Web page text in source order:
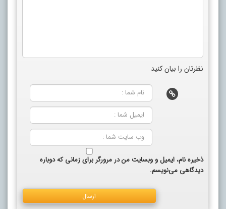
نظرتان را بیان کنید
ذخیره نام، ایمیل و وبسایت من در مرورگر برای زمانی که دوباره
دیدگاهی می‌نویسم.